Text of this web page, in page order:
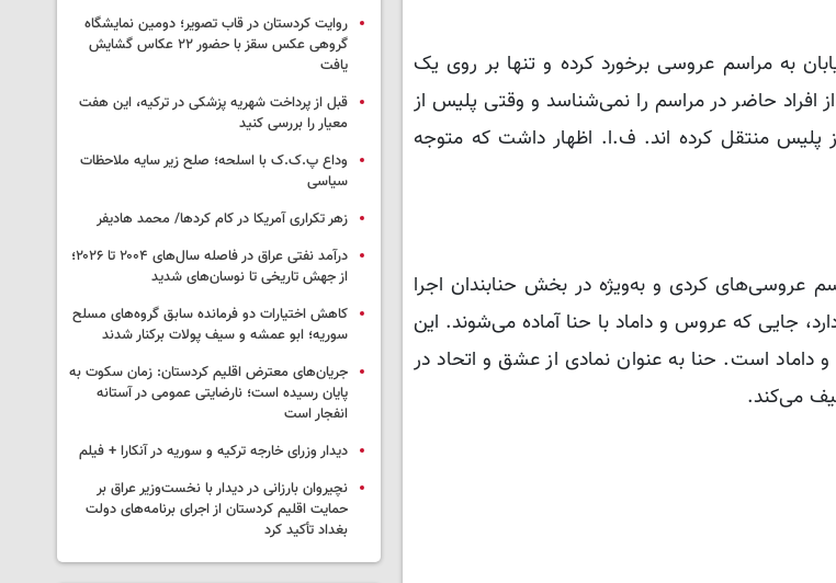
به مراسم عروسی برخورد کرده و تنها بر روی یک
حاضر در مراسم را نمی‌شناسد و وقتی پلیس از
منتقل کرده اند. ف.ا. اظهار داشت که متوجه
عروسی‌های کردی و به‌ویژه در بخش حنابندان اجرا
جایی که عروس و داماد با حنا آماده می‌شوند. این
است. حنا به عنوان نمادی از عشق و اتحاد در
می‌کند.
روایت کردستان در قاب تصویر؛ دومین نمایشگاه
گروهی عکس سقز با حضور ۲۲ عکاس گشایش
یافت
قبل از پرداخت شهریه پزشکی در ترکیه، این هفت
معیار را بررسی کنید
وداع پ.ک.ک با اسلحه؛ صلح زیر سایه ملاحظات
سیاسی
زهر تکراری آمریکا در کام کردها/ محمد هادیفر
درآمد نفتی عراق در فاصله سال‌های ۲۰۰۴ تا ۲۰۲۶؛
از جهش تاریخی تا نوسان‌های شدید
کاهش اختیارات دو فرمانده سابق گروه‌های مسلح
سوریه؛ ابو عمشه و سیف پولات برکنار شدند
جریان‌های معترض اقلیم کردستان: زمان سکوت به
پایان رسیده است؛ نارضایتی عمومی در آستانه
انفجار است
دیدار وزرای خارجه ترکیه و سوریه در آنکارا + فیلم
نچیروان بارزانی در دیدار با نخست‌وزیر عراق بر
حمایت اقلیم کردستان از اجرای برنامه‌های دولت
بغداد تأکید کرد